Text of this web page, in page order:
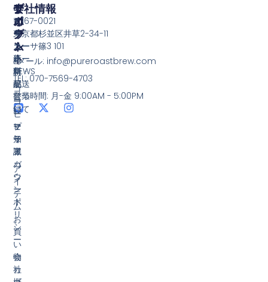
ア
カ
ウ
ン
ト
新
規
登
録
マ
イ
ア
カ
ウ
ン
ト
お
買
い
物
カ
ア
イ
テ
ム
新
商
品
コ
ー
ヒ
ー
豆
ア
イ
テ
ム
ブ
ロ
グ
コー
ヒー
NEWS
コ
ー
ヒ
ー
知
識
サ
ポ
ー
ト
送
料・
配送
につ
いて
プ
ラ
イ
バ
シ
ー
ポ
リ
シ
ー
会
社
会社情報
〒167-0021
東京都杉並区井草2-34-11
カーサ篠3 101
Eメール: info@pureroastbrew.com
TEL: 070-7569-4703
営業時間: 月-金 9:00AM - 5:00PM